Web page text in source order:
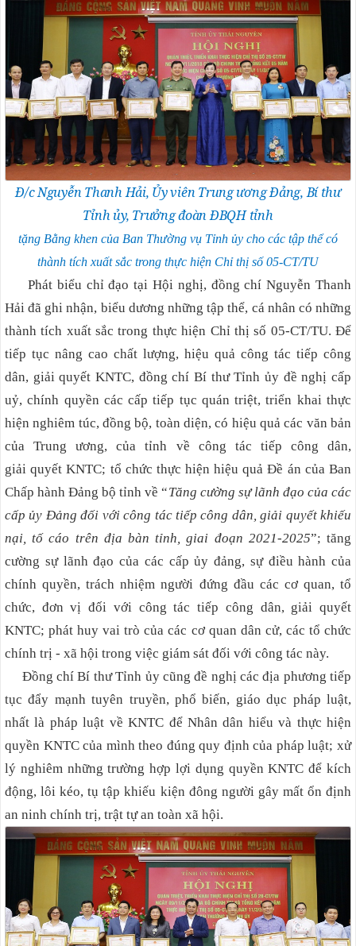
Đ/c Nguyễn Thanh Hải, Ủy viên Trung ương Đảng, Bí thư
Tỉnh ủy, Trưởng đoàn ĐBQH tỉnh
tặng Bằng khen của Ban Thường vụ Tỉnh ủy cho các tập thể có
thành tích xuất sắc trong thực hiện Chỉ thị số 05-CT/TU
Phát biểu chỉ đạo tại Hội nghị, đồng chí Nguyễn Thanh
Hải đã ghi nhận, biểu dương những tập thể, cá nhân có những
thành tích xuất sắc trong thực hiện Chỉ thị số 05-CT/TU. Để
tiếp tục nâng cao chất lượng, hiệu quả công tác tiếp công
dân, giải quyết KNTC, đồng chí Bí thư Tỉnh ủy đề nghị cấp
uỷ, chính quyền các cấp tiếp tục quán triệt, triển khai thực
hiện nghiêm túc, đồng bộ, toàn diện, có hiệu quả các văn bản
của Trung ương, của tỉnh về công tác tiếp công dân,
giải quyết KNTC; tổ chức thực hiện hiệu quả Đề án của Ban
Chấp hành Đảng bộ tỉnh về “Tăng cường sự lãnh đạo của các
cấp ủy Đảng đối với công tác tiếp công dân, giải quyết khiếu
nại, tố cáo trên địa bàn tỉnh, giai đoạn 2021-2025”; tăng
cường sự lãnh đạo của các cấp ủy đảng, sự điều hành của
chính quyền, trách nhiệm người đứng đầu các cơ quan, tổ
chức, đơn vị đối với công tác tiếp công dân, giải quyết
KNTC; phát huy vai trò của các cơ quan dân cử, các tổ chức
chính trị - xã hội trong việc giám sát đối với công tác này.
Đồng chí Bí thư Tỉnh ủy cũng đề nghị các địa phương tiếp
tục đẩy mạnh tuyên truyền, phổ biến, giáo dục pháp luật,
nhất là pháp luật về KNTC để Nhân dân hiểu và thực hiện
quyền KNTC của mình theo đúng quy định của pháp luật; xử
lý nghiêm những trường hợp lợi dụng quyền KNTC để kích
động, lôi kéo, tụ tập khiếu kiện đông người gây mất ổn định
an ninh chính trị, trật tự an toàn xã hội.